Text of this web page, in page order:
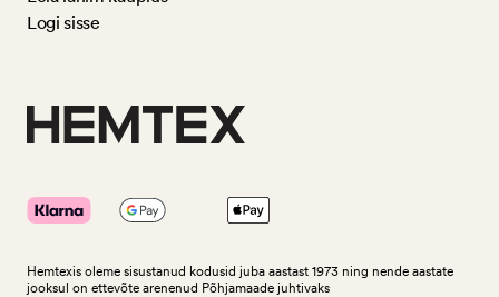
Logi sisse
Hemtexis oleme sisustanud kodusid juba aastast 1973 ning nende aastate
jooksul on ettevõte arenenud Põhjamaade juhtivaks